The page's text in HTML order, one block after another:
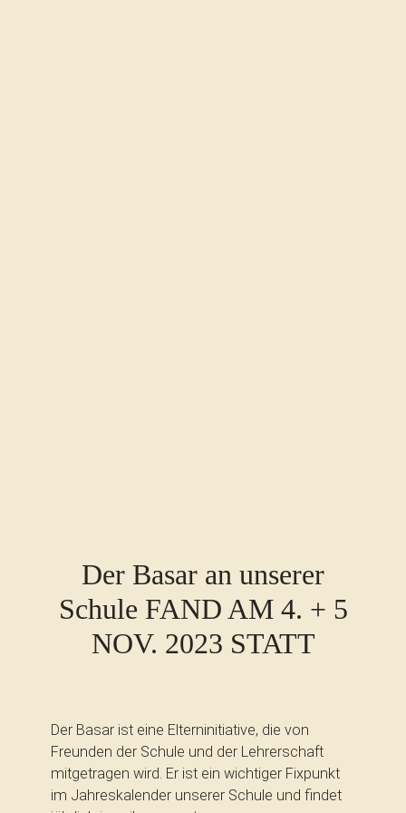
Der Basar an unserer
Schule FAND AM 4. + 5
NOV. 2023 STATT
Der Basar ist eine Elterninitiative, die von
Freunden der Schule und der Lehrerschaft
mitgetragen wird. Er ist ein wichtiger Fixpunkt
im Jahreskalender unserer Schule und findet